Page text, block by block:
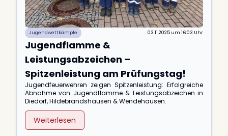
Jugendwettkämpfe 03.11.2025 um 16:03 Uhr
Jugendflamme &
Leistungsabzeichen –
Spitzenleistung am Prüfungstag!
Jugendfeuerwehren zeigen Spitzenleistung: Erfolgreiche
Abnahme von Jugendflamme & Leistungsabzeichen in
Diedorf, Hildebrandshausen & Wendehausen.
Weiterlesen